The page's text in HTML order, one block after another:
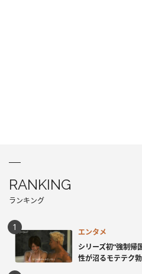
RANKING
ランキング
エンタメ
シリーズ初“強制
性が沼るモテテク